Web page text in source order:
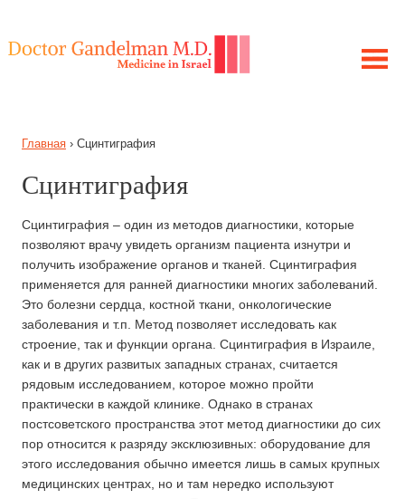
МОЯ ИСТОРИЯ
ПОЛУЧИТЕ КОНСУЛЬТАЦИЮ
ЗАБОЛЕВАНИЯ
СОВЕТЫ ГАНДЕЛЬМАНА
Главная › Сцинтиграфия
Сцинтиграфия
Сцинтиграфия – один из методов диагностики, которые
позволяют врачу увидеть организм пациента изнутри и
получить изображение органов и тканей. Сцинтиграфия
применяется для ранней диагностики многих заболеваний.
Это болезни сердца, костной ткани, онкологические
заболевания и т.п. Метод позволяет исследовать как
строение, так и функции органа. Сцинтиграфия в Израиле,
как и в других развитых западных странах, считается
рядовым исследованием, которое можно пройти
практически в каждой клинике. Однако в странах
постсоветского пространства этот метод диагностики до сих
пор относится к разряду эксклюзивных: оборудование для
этого исследования обычно имеется лишь в самых крупных
медицинских центрах, но и там нередко используют